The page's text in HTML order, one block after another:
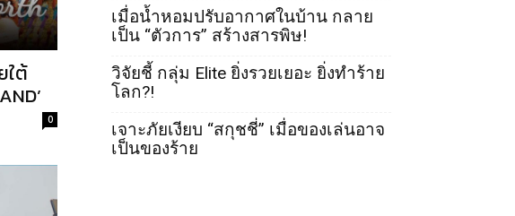
ใต้
0
เมื่อน้ำหอมปรับอากาศในบ้าน กลาย
เป็น “ตัวการ” สร้างสารพิษ!
วิจัยชี้ กลุ่ม Elite ยิ่งรวยเยอะ ยิ่งทำร้าย
โลก?!
เจาะภัยเงียบ “สกุชชี่” เมื่อของเล่นอาจ
เป็นของร้าย